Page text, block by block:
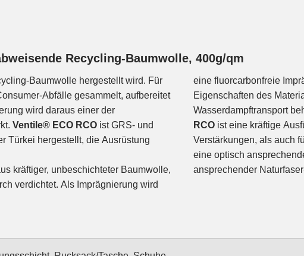
Recycling-Baumwolle, 400g/qm
Baumwolle hergestellt wird. Für
Abfälle gesammelt, aufbereitet
wird daraus einer der
Ventile® ECO RCO ist GRS- und
Türkei hergestellt, die Ausrüstung
kräftiger, unbeschichteter Baumwolle,
verdichtet. Als Imprägnierung wird
eine fluorcarbonfreie
Eigenschaften des
Wasserdampftransport
RCO ist eine kräftige
Verstärkungen, als auch
eine optisch
ansprechender